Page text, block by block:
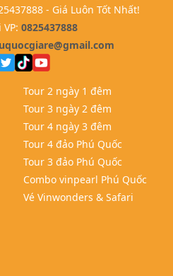
- Giá Luôn Tốt Nhất!
0825437888
Tour 2 ngày 1 đêm
Tour 3 ngày 2 đêm
Tour 4 ngày 3 đêm
Tour 4 đảo Phú Quốc
Tour 3 đảo Phú Quốc
Combo vinpearl Phú Quốc
Vé Vinwonders & Safari